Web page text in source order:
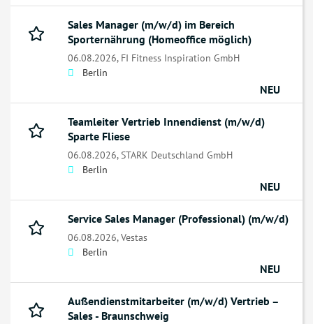
Sales Manager (m/w/d) im Bereich
Sporternährung (Homeoffice möglich)
06.08.2026, FI Fitness Inspiration GmbH
Berlin
NEU
Teamleiter Vertrieb Innendienst (m/w/d)
Sparte Fliese
06.08.2026,STARK Deutschland GmbH
Berlin
NEU
Service Sales Manager (Professional) (m/w/d)
06.08.2026,Vestas
Berlin
NEU
Außendienstmitarbeiter (m/w/d) Vertrieb –
Sales - Braunschweig